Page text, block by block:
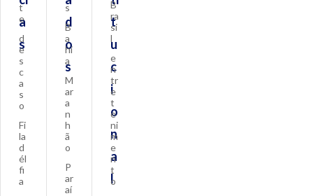
a
s
t
e
d
e
s
c
a
s
o
Fi
la
d
él
fi
a
d
o
s
s
B
a
hi
a
M
ar
a
n
h
ã
o
P
ar
aí
t
u
c
i
o
n
a
l
B
ra
si
l
e
n
tr
e
t
e
ni
m
e
n
t
o